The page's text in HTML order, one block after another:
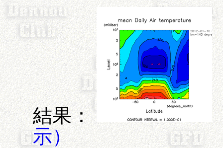
結果：
示）